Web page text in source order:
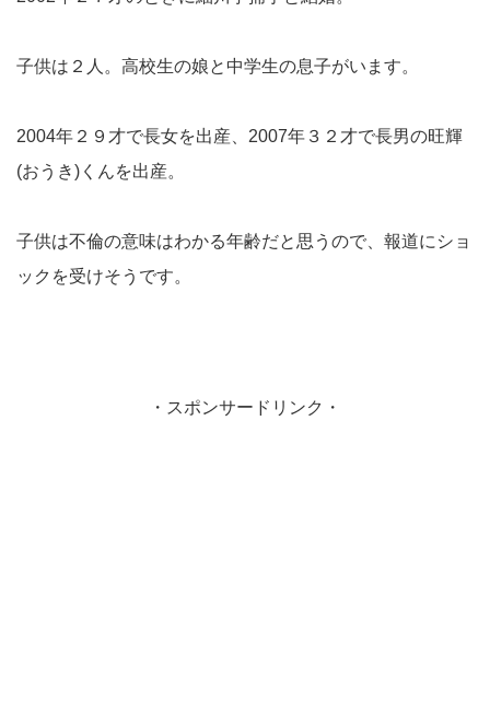
子供は２人。高校生の娘と中学生の息子がいます。
2004年２９才で長女を出産、2007年３２才で長男の旺輝
(おうき)くんを出産。
子供は不倫の意味はわかる年齢だと思うので、報道にショ
ックを受けそうです。
・スポンサードリンク・